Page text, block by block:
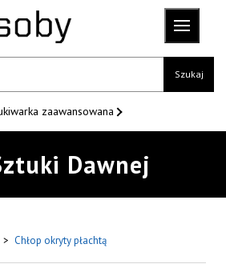
Szukaj
zaawansowana
Dawnej
> Chłop okryty płachtą